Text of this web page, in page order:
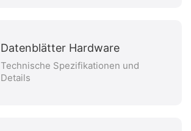
Datenblätter Hardware
Technische Spezifikationen und
Details